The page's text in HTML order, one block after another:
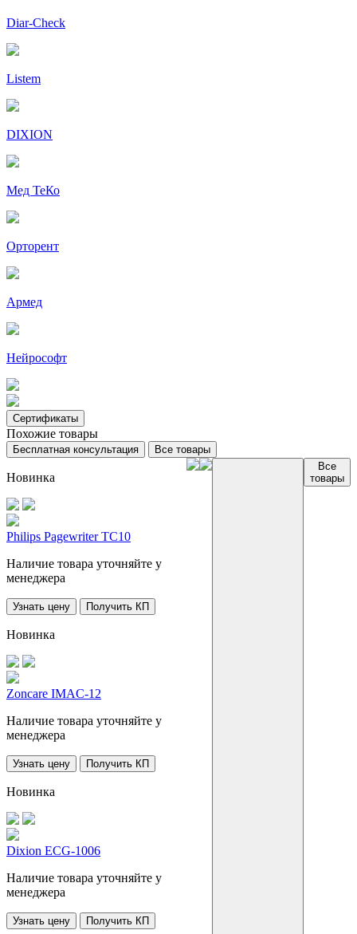
Diar-Cheсk
Listem
DIXION
Мед ТеКо
Орторент
Армед
Нейрософт
Сертификаты
Похожие товары
Бесплатная консультация Все товары
Новинка
Philips Pagewriter TC10
Наличие товара уточняйте у
менеджера
Узнать цену Получить КП
Новинка
Zoncare IMAC-12
Наличие товара уточняйте у
менеджера
Узнать цену Получить КП
Новинка
Dixion ECG-1006
Наличие товара уточняйте у
менеджера
Узнать цену Получить КП
Все
товары